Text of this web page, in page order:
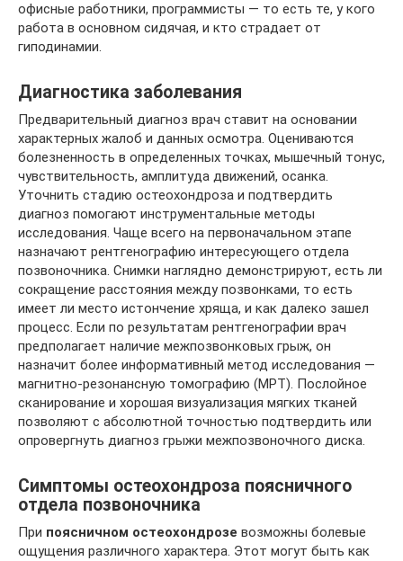
офисные работники, программисты — то есть те, у кого
работа в основном сидячая, и кто страдает от
гиподинамии.
Диагностика заболевания
Предварительный диагноз врач ставит на основании
характерных жалоб и данных осмотра. Оцениваются
болезненность в определенных точках, мышечный тонус,
чувствительность, амплитуда движений, осанка.
Уточнить стадию остеохондроза и подтвердить
диагноз помогают инструментальные методы
исследования. Чаще всего на первоначальном этапе
назначают рентгенографию интересующего отдела
позвоночника. Снимки наглядно демонстрируют, есть ли
сокращение расстояния между позвонками, то есть
имеет ли место истончение хряща, и как далеко зашел
процесс. Если по результатам рентгенографии врач
предполагает наличие межпозвонковых грыж, он
назначит более информативный метод исследования —
магнитно-резонансную томографию (МРТ). Послойное
сканирование и хорошая визуализация мягких тканей
позволяют с абсолютной точностью подтвердить или
опровергнуть диагноз грыжи межпозвоночного диска.
Симптомы остеохондроза поясничного
отдела позвоночника
При поясничном остеохондрозе возможны болевые
ощущения различного характера. Этот могут быть как